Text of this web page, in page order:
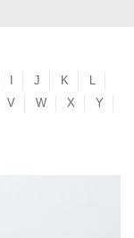
J K
L
V W X
Y